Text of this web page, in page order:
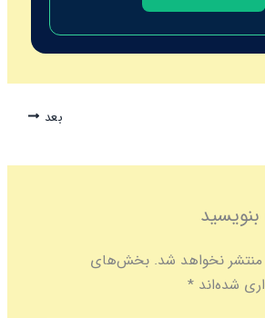
بعد
نخواهد شد. بخش‌های
شده‌اند*